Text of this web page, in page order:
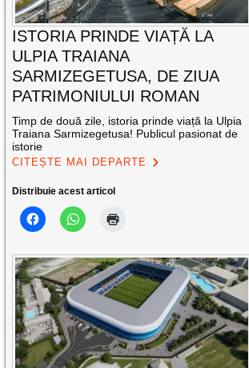
ISTORIA PRINDE VIAȚĂ LA
ULPIA TRAIANA
SARMIZEGETUSA, DE ZIUA
PATRIMONIULUI ROMAN
Timp de două zile, istoria prinde viață la Ulpia
Traiana Sarmizegetusa! Publicul pasionat de
istorie
CITEȘTE MAI DEPARTE
Distribuie acest articol